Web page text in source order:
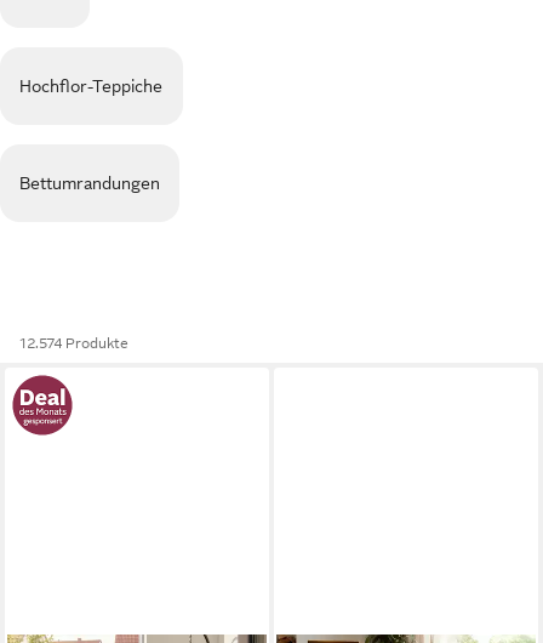
Hochflor-Teppiche
Bettumrandungen
12.574 Produkte